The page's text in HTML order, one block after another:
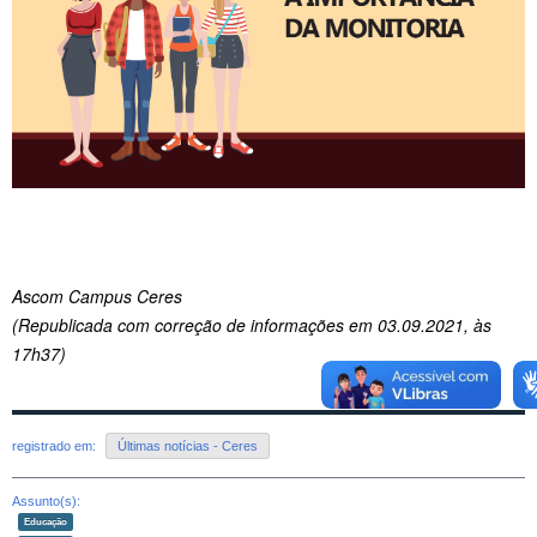
Ascom Campus Ceres
(Republicada com correção de informações em 03.09.2021, às
17h37)
registrado em: Últimas notícias - Ceres
Assunto(s):
Educação